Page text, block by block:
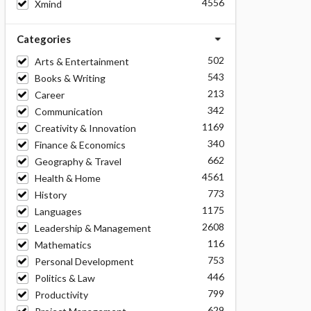
Xmind
4556
Categories
Arts & Entertainment
502
Books & Writing
543
Career
213
Communication
342
Creativity & Innovation
1169
Finance & Economics
340
Geography & Travel
662
Health & Home
4561
History
773
Languages
1175
Leadership & Management
2608
Mathematics
116
Personal Development
753
Politics & Law
446
Productivity
799